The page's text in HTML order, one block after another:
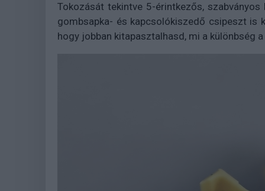
Tokozását tekintve 5-érintkezős,
gombsapka- és kapcsolókiszedő csipeszt is
hogy jobban kitapasztalhasd, mi a különbség